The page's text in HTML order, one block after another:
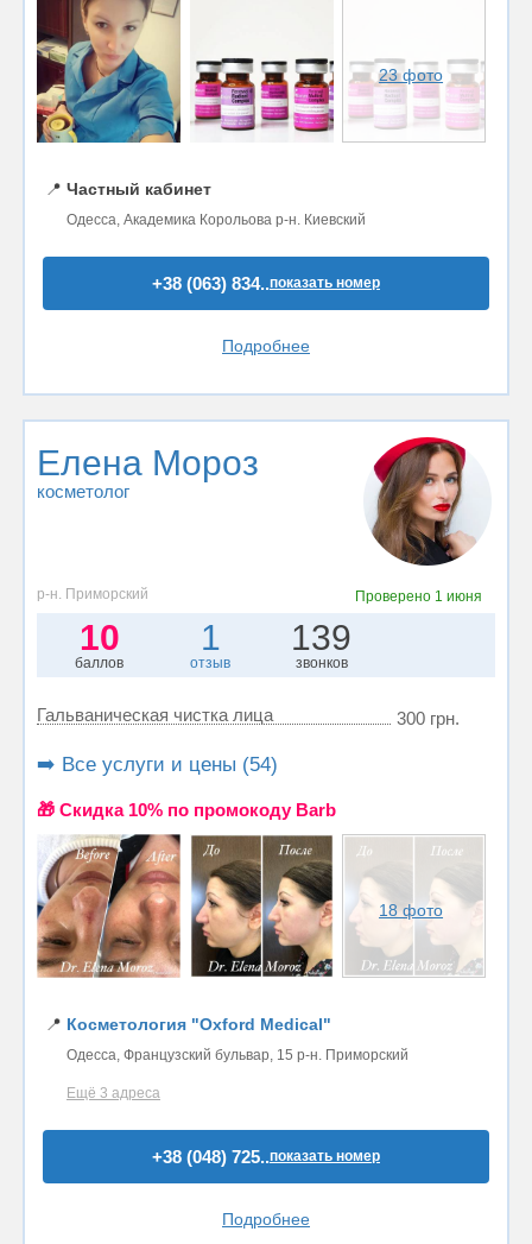
23 фото
📍 Частный кабинет
Одесса, Академика Корольова р-н. Киевский
+38 (063) 834..показать номер
Подробнее
Елена Мороз
косметолог
р-н. Приморский Проверено 1 июня
10
баллов
1
отзыв
139
звонков
Гальваническая чистка лица 300 грн.
➡️ Все услуги и цены (54)
🎁 Cкидка 10% по промокоду Barb
18 фото
📍 Косметология "Oxford Medical"
Одесса, Французский бульвар, 15 р-н. Приморский
Ещё 3 адреса
+38 (048) 725..показать номер
Подробнее